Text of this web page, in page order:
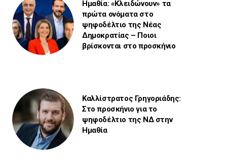
Ημαθία: «Κλειδώνουν» τα
πρώτα ονόματα στο
ψηφοδέλτιο της Νέας
Δημοκρατίας – Ποιοι
βρίσκονται στο προσκήνιο
Καλλίστρατος Γρηγοριάδης:
Στο προσκήνιο για το
ψηφοδέλτιο της ΝΔ στην
Ημαθία